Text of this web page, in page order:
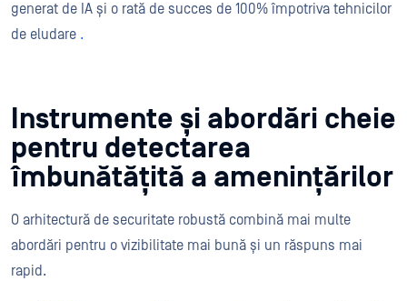
generat de IA și o rată de succes de 100% împotriva tehnicilor
de eludare .
Instrumente și abordări cheie
pentru detectarea
îmbunătățită a amenințărilor
O arhitectură de securitate robustă combină mai multe
abordări pentru o vizibilitate mai bună și un răspuns mai
rapid.